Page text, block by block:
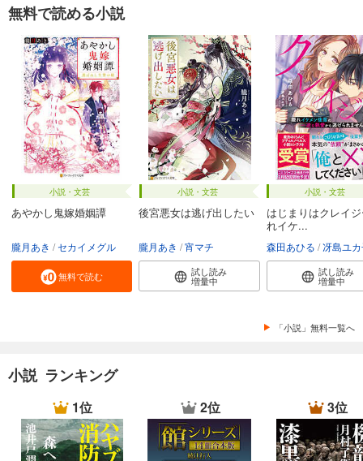
無料で読める小説
小説・文芸
あやかし鬼嫁婚姻譚
朧月あき セカイメグル
無料で読む
小説・文芸
後宮悪女は逃げ出したい
朧月あき 宵マチ
試し読み
増量中
小説・文芸
はじまりはクレイ
れイケ...
森田あひる 冴島ユ
試し読み
増量中
「小説」無料一覧へ
小説 ランキング
1位 2位 3位